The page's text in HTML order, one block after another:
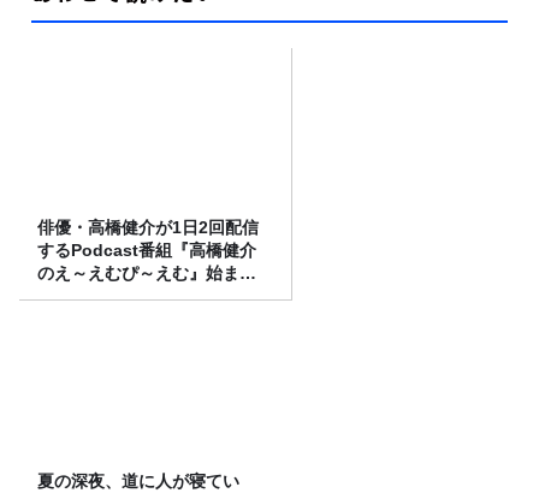
俳優・高橋健介が1日2回配信
するPodcast番組『高橋健介
のえ～えむぴ～えむ』始まり
ます
夏の深夜、道に人が寝てい